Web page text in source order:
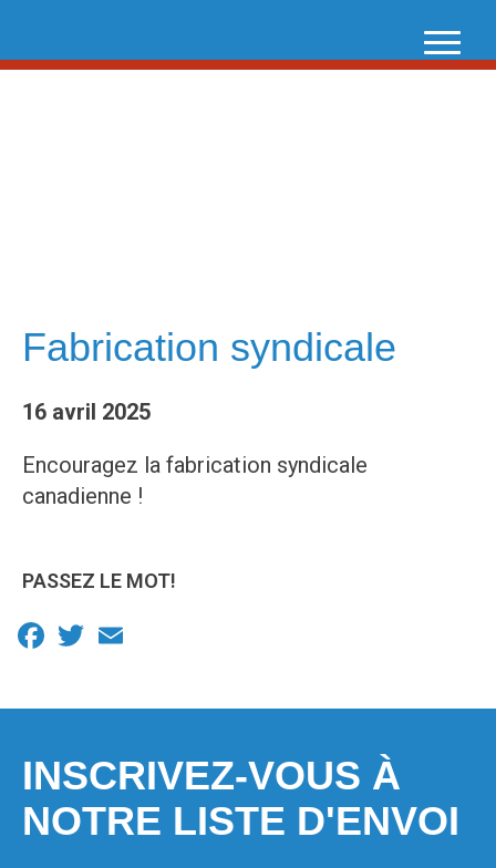
content
Fabrication syndicale
16 avril 2025
Encouragez la fabrication syndicale
canadienne !
PASSEZ LE MOT!
Facebook
Twitter
INSCRIVEZ-VOUS À
NOTRE LISTE D'ENVOI